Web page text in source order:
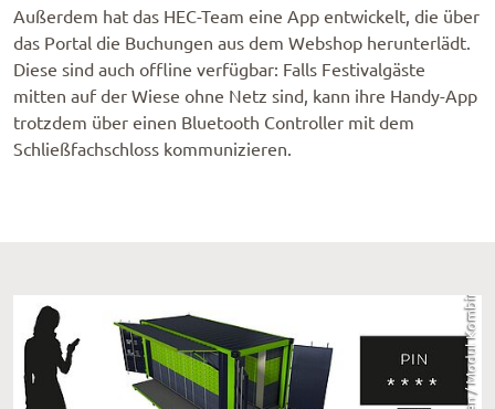
Außerdem hat das HEC-Team eine App entwickelt, die über
das Portal die Buchungen aus dem Webshop herunterlädt.
Diese sind auch offline verfügbar: Falls Festivalgäste
mitten auf der Wiese ohne Netz sind, kann ihre Handy-App
trotzdem über einen Bluetooth Controller mit dem
Schließfachschloss kommunizieren.